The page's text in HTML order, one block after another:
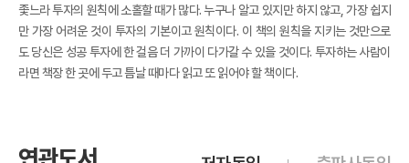
좇느라 투자의 원칙에 소홀할 때가 많다. 누구나 알고 있지만 하지 않고, 가장 쉽지
만 가장 어려운 것이 투자의 기본이고 원칙이다. 이 책의 원칙을 지키는 것만으로
도 당신은 성공 투자에 한 걸음 더 가까이 다가갈 수 있을 것이다. 투자하는 사람이
라면 책장 한 곳에 두고 틈날 때마다 읽고 또 읽어야 할 책이다.